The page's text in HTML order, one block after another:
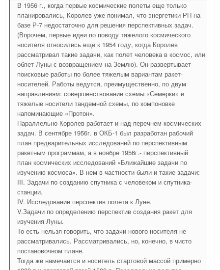
В 1956 г., когда первые космические полеты еще только
планировались, Королев уже понимал, что энергетики РН на
базе Р-7 недостаточно для решения перспективных задач.
(Впрочем, первые идеи по поводу тяжелого космического
носителя относились еще к 1954 году, когда Королев
рассматривал такие задачи, как полет человека в космос, или
облет Луны с возвращением на Землю). Он развертывает
поисковые работы по более тяжелым вариантам ракет-
носителей. Работы ведутся, преимущественно, по двум
направлениям: совершенствование схемы «Семерки» и
тяжелые носители тандемной схемы, по компоновке
напоминающие «Протон».
Параллельно Королев работает и над перечнем космических
задач. В сентябре 1956г. в ОКБ-1 был разработан рабочий
план предварительных исследований по перспективным
ракетным программам, а в ноябре 1956г.- перспективный
план космических исследований «Ближайшие задачи по
изучению космоса». В нем в частности были и такие задачи:
III. Задачи по созданию спутника с человеком и спутника-
станции.
IV. Исследование перспектив полета к Луне.
V.Задачи по определению перспектив создания ракет для
изучения Луны.
То есть нельзя говорить, что задачи нового носителя не
рассматривались. Рассматривались, но, конечно, в чисто
постановочном плане.
Тогда же намечается и носитель стартовой массой примерно